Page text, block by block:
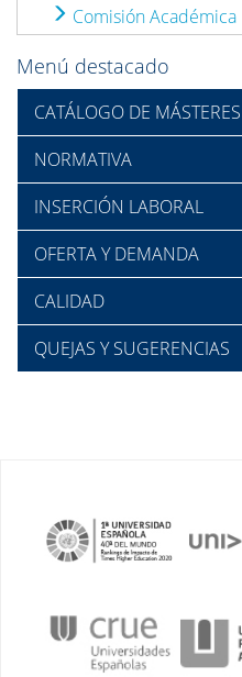
Comisión Académica
Menú destacado
CATÁLOGO DE MÁSTERES
NORMATIVA
INSERCIÓN LABORAL
OFERTA Y DEMANDA
CALIDAD
QUEJAS Y SUGERENCIAS